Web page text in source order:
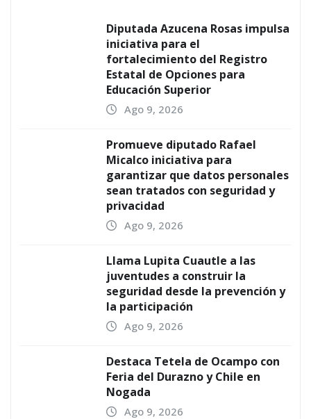
Diputada Azucena Rosas impulsa
iniciativa para el
fortalecimiento del Registro
Estatal de Opciones para
Educación Superior
Ago 9, 2026
Promueve diputado Rafael
Micalco iniciativa para
garantizar que datos personales
sean tratados con seguridad y
privacidad
Ago 9, 2026
Llama Lupita Cuautle a las
juventudes a construir la
seguridad desde la prevención y
la participación
Ago 9, 2026
Destaca Tetela de Ocampo con
Feria del Durazno y Chile en
Nogada
Ago 9, 2026